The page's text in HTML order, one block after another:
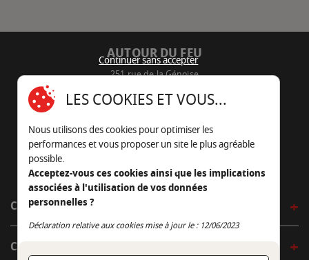
AUTOUR DU FEU
251 rue de la Génoise
05 45 22 98 09
Nous envoyer un e-mail
CÔTÉ OUTDOOR
CÔTÉ INDOOR
Continuer sans accepter
LES COOKIES ET VOUS...
Nous utilisons des cookies pour optimiser les
performances et vous proposer un site le plus agréable
possible.
Acceptez-vous ces cookies ainsi que les implications
associées à l'utilisation de vos données
personnelles ?
Déclaration relative aux cookies mise à jour le : 12/06/2023
Continuer sans accepter